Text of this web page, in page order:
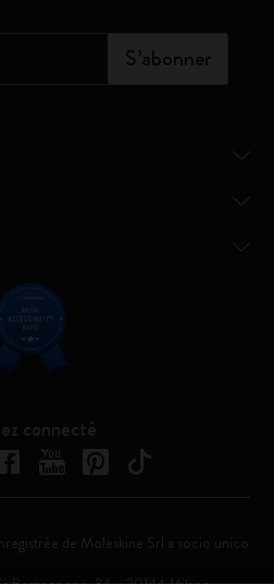
S’abonner
connecté
de Moleskine Srl a socio unico